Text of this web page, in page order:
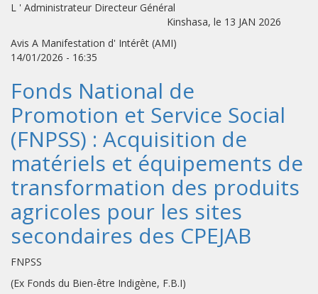
L ' Administrateur Directeur Général
Kinshasa, le 13 JAN 2026
Avis A Manifestation d' Intérêt (AMI)
14/01/2026 - 16:35
Fonds National de
Promotion et Service Social
(FNPSS) : Acquisition de
matériels et équipements de
transformation des produits
agricoles pour les sites
secondaires des CPEJAB
FNPSS
(Ex Fonds du Bien-être Indigène, F.B.I)